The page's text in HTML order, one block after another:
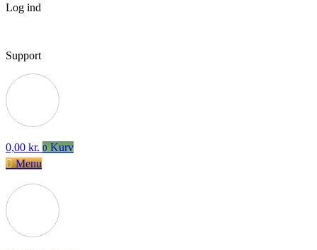
Log ind
Support
0,00 kr. 0 Kurv
Menu